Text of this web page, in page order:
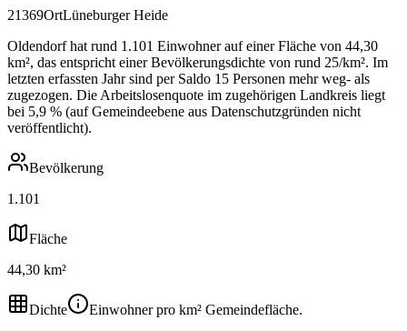
21369OrtLüneburger Heide
Oldendorf hat rund 1.101 Einwohner auf einer Fläche von 44,30
km², das entspricht einer Bevölkerungsdichte von rund 25/km². Im
letzten erfassten Jahr sind per Saldo 15 Personen mehr weg- als
zugezogen. Die Arbeitslosenquote im zugehörigen Landkreis liegt
bei 5,9 % (auf Gemeindeebene aus Datenschutzgründen nicht
veröffentlicht).
Bevölkerung
1.101
Fläche
44,30 km²
Dichte
Einwohner pro km² Gemeindefläche.